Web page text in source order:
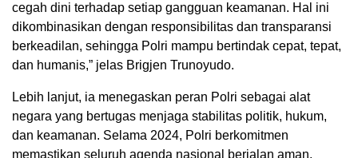
cegah dini terhadap setiap gangguan keamanan. Hal ini
dikombinasikan dengan responsibilitas dan transparansi
berkeadilan, sehingga Polri mampu bertindak cepat, tepat,
dan humanis,” jelas Brigjen Trunoyudo.
Lebih lanjut, ia menegaskan peran Polri sebagai alat
negara yang bertugas menjaga stabilitas politik, hukum,
dan keamanan. Selama 2024, Polri berkomitmen
memastikan seluruh agenda nasional berjalan aman,